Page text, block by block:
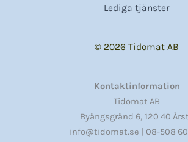
Lediga tjänster
© 2026 Tidomat AB
Kontaktinformation
Tidomat AB
Byängsgränd 6, 120 40
info@tidomat.se |
08-508